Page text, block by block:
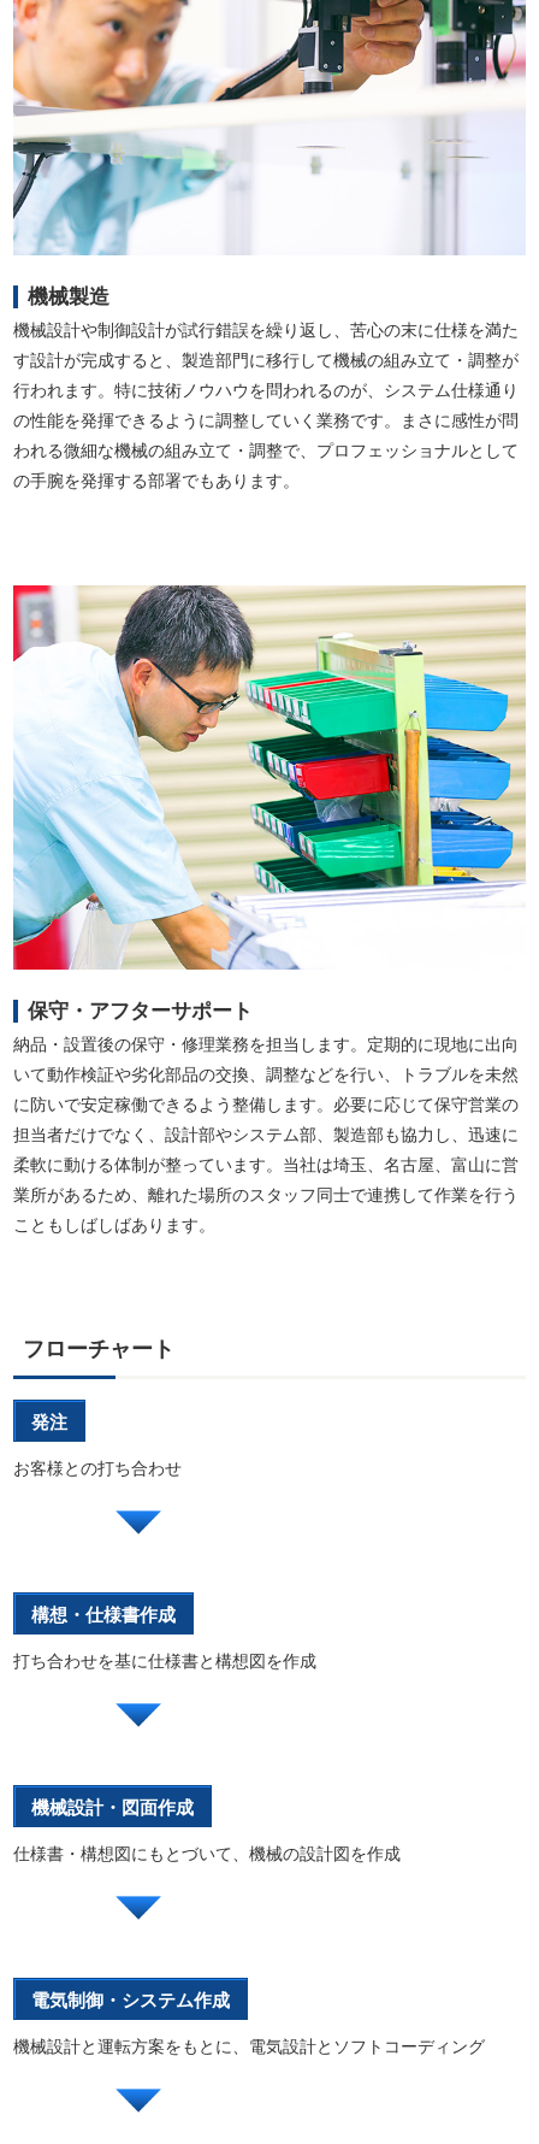
機械製造
機械設計や制御設計が試行錯誤を繰り返し、苦心の末に仕様を満た
す設計が完成すると、製造部門に移行して機械の組み立て・調整が
行われます。特に技術ノウハウを問われるのが、システム仕様通り
の性能を発揮できるように調整していく業務です。まさに感性が問
われる微細な機械の組み立て・調整で、プロフェッショナルとして
の手腕を発揮する部署でもあります。
保守・アフターサポート
納品・設置後の保守・修理業務を担当します。定期的に現地に出向
いて動作検証や劣化部品の交換、調整などを行い、トラブルを未然
に防いで安定稼働できるよう整備します。必要に応じて保守営業の
担当者だけでなく、設計部やシステム部、製造部も協力し、迅速に
柔軟に動ける体制が整っています。当社は埼玉、名古屋、富山に営
業所があるため、離れた場所のスタッフ同士で連携して作業を行う
こともしばしばあります。
フローチャート
発注
お客様との打ち合わせ
構想・仕様書作成
打ち合わせを基に仕様書と構想図を作成
機械設計・図面作成
仕様書・構想図にもとづいて、機械の設計図を作成
電気制御・システム作成
機械設計と運転方案をもとに、電気設計とソフトコーディング